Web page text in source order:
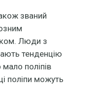
званий
Люди з
тенденцію
поліпів
поліпи можуть